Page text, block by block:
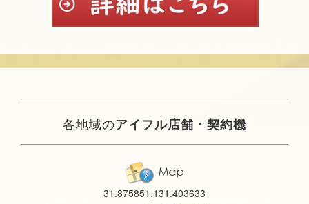
各地域のアイフル店舗・契約機
31.875851,131.403633